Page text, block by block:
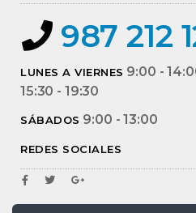
987 212
LUNES A VIERNES 9:00 -
15:30 - 19:30
SÁBADOS 9:00 - 13:00
REDES SOCIALES